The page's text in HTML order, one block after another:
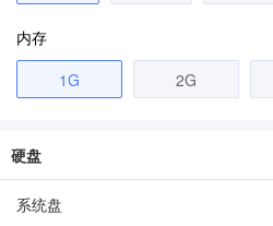
内存
1G
2G
硬盘
系统盘